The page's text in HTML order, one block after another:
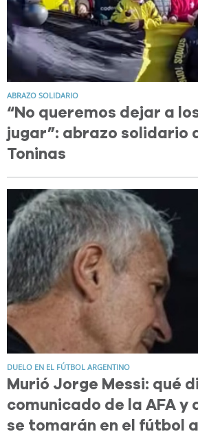
ABRAZO SOLIDARIO
“No queremos dejar a
jugar”: abrazo solidario
Toninas
DUELO EN EL FÚTBOL ARGENTINO
Murió Jorge Messi: qué
comunicado de la AFA y
se tomarán en el fútbol